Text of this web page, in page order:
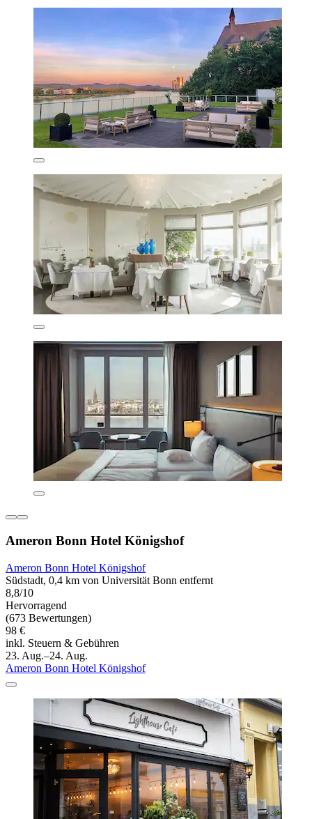
Ameron Bonn Hotel Königshof
Ameron Bonn Hotel Königshof
Südstadt, 0,4 km von Universität Bonn entfernt
8,8/10
Hervorragend
(673 Bewertungen)
98 €
inkl. Steuern & Gebühren
23. Aug.–24. Aug.
Ameron Bonn Hotel Königshof